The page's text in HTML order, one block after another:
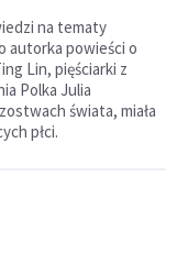
na tematy
autorka powieści o
Lin, pięściarki z
Polka Julia
świata, miała
płci.